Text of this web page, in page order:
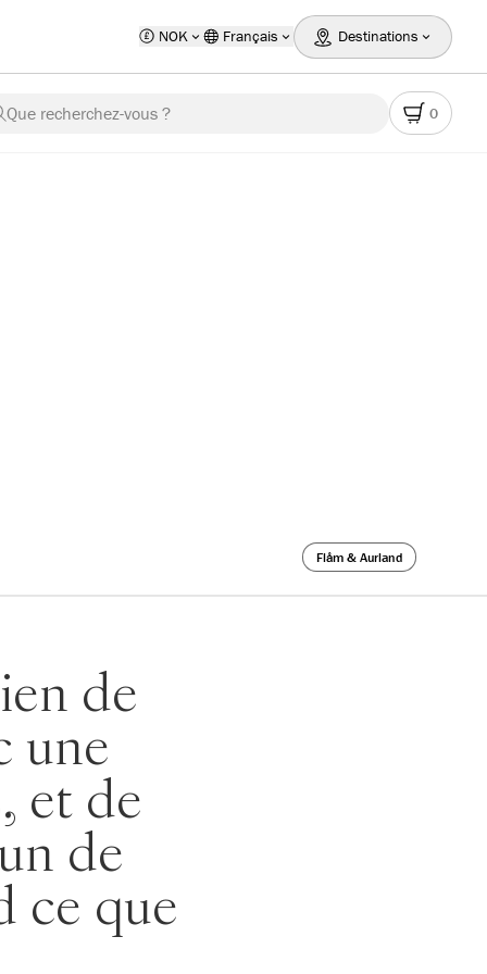
NOK Français Destinations
Que recherchez-vous ? 0
Flåm & Aurland
de
une
et de
de
ce que